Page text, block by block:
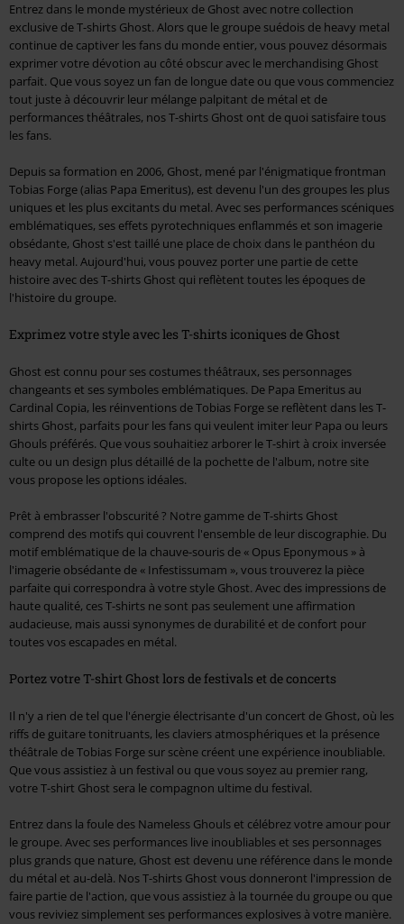
Entrez dans le monde mystérieux de Ghost avec notre collection
exclusive de T-shirts Ghost. Alors que le groupe suédois de heavy metal
continue de captiver les fans du monde entier, vous pouvez désormais
exprimer votre dévotion au côté obscur avec le merchandising Ghost
parfait. Que vous soyez un fan de longue date ou que vous commenciez
tout juste à découvrir leur mélange palpitant de métal et de
performances théâtrales, nos T-shirts Ghost ont de quoi satisfaire tous
les fans.
Depuis sa formation en 2006, Ghost, mené par l'énigmatique frontman
Tobias Forge (alias Papa Emeritus), est devenu l'un des groupes les plus
uniques et les plus excitants du metal. Avec ses performances scéniques
emblématiques, ses effets pyrotechniques enflammés et son imagerie
obsédante, Ghost s'est taillé une place de choix dans le panthéon du
heavy metal. Aujourd'hui, vous pouvez porter une partie de cette
histoire avec des T-shirts Ghost qui reflètent toutes les époques de
l'histoire du groupe.
Exprimez votre style avec les T-shirts iconiques de Ghost
Ghost est connu pour ses costumes théâtraux, ses personnages
changeants et ses symboles emblématiques. De Papa Emeritus au
Cardinal Copia, les réinventions de Tobias Forge se reflètent dans les T-
shirts Ghost, parfaits pour les fans qui veulent imiter leur Papa ou leurs
Ghouls préférés. Que vous souhaitiez arborer le T-shirt à croix inversée
culte ou un design plus détaillé de la pochette de l'album, notre site
vous propose les options idéales.
Prêt à embrasser l'obscurité ? Notre gamme de T-shirts Ghost
comprend des motifs qui couvrent l'ensemble de leur discographie. Du
motif emblématique de la chauve-souris de « Opus Eponymous » à
l'imagerie obsédante de « Infestissumam », vous trouverez la pièce
parfaite qui correspondra à votre style Ghost. Avec des impressions de
haute qualité, ces T-shirts ne sont pas seulement une affirmation
audacieuse, mais aussi synonymes de durabilité et de confort pour
toutes vos escapades en métal.
Portez votre T-shirt Ghost lors de festivals et de concerts
Il n'y a rien de tel que l'énergie électrisante d'un concert de Ghost, où les
riffs de guitare tonitruants, les claviers atmosphériques et la présence
théâtrale de Tobias Forge sur scène créent une expérience inoubliable.
Que vous assistiez à un festival ou que vous soyez au premier rang,
votre T-shirt Ghost sera le compagnon ultime du festival.
Entrez dans la foule des Nameless Ghouls et célébrez votre amour pour
le groupe. Avec ses performances live inoubliables et ses personnages
plus grands que nature, Ghost est devenu une référence dans le monde
du métal et au-delà. Nos T-shirts Ghost vous donneront l'impression de
faire partie de l'action, que vous assistiez à la tournée du groupe ou que
vous reviviez simplement ses performances explosives à votre manière.